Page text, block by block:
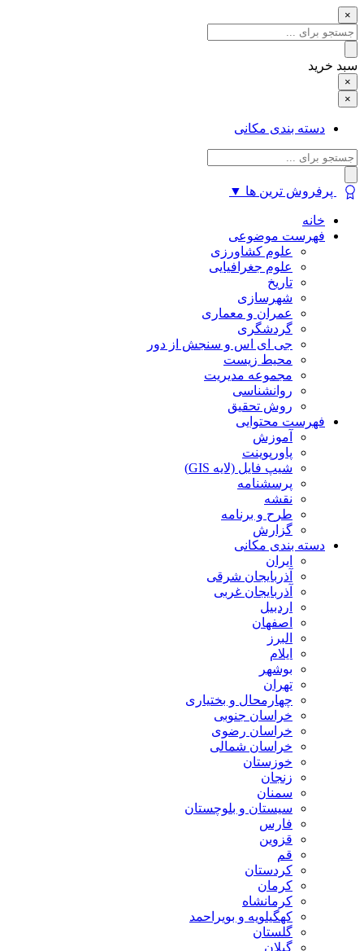
×
سبد خرید
×
سبد خرید
×
دسته بندی مکانی
پرفروش ترین ها ▼
خانه
فهرست موضوعی
علوم کشاورزی
علوم جغرافیایی
تاریخ
شهرسازی
عمران و معماری
گردشگری
جی ای اس و سنجش از دور
محیط زیست
مجموعه مدیریت
روانشناسی
روش تحقیق
فهرست محتوایی
آموزش
پاورپوینت
شیپ فایل (لایه GIS)
پرسشنامه
نقشه
طرح و برنامه
گزارش
دسته بندی مکانی
ایران
آذربایجان شرقی
آذربایجان غربی
اردبیل
اصفهان
البرز
ایلام
بوشهر
تهران
چهارمحال و بختیاری
خراسان جنوبی
خراسان رضوی
خراسان شمالی
خوزستان
زنجان
سمنان
سیستان و بلوچستان
فارس
قزوین
قم
کردستان
کرمان
کرمانشاه
کهگیلویه و بویراحمد
گلستان
گیلان